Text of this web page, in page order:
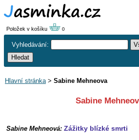
Položek v košíku 0
Vyhledávání:
Hlavní stránka> Sabine Mehneova
Sabine
Sabine Mehneová: Zážitky blízké smrti